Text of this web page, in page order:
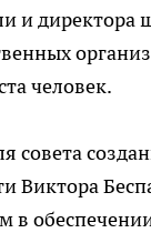
и
человек.
совета
Виктора